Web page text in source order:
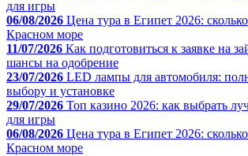
для игры
06/08/2026 Цена тура в Египет 2026:
Красном море
11/07/2026 Как подготовиться к заявке на
шансы на одобрение
23/07/2026 LED лампы для автомобиля:
выбору и установке
29/07/2026 Топ казино 2026: как выбрать
для игры
06/08/2026 Цена тура в Египет 2026:
Красном море